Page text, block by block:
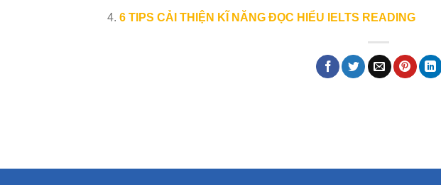
6 TIPS CẢI THIỆN KĨ NĂNG ĐỌC HIỂU IELTS READING